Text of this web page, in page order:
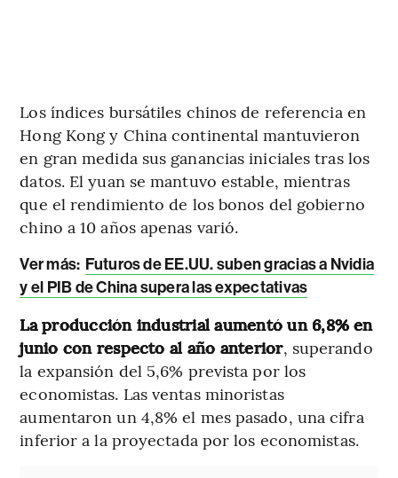
Los índices bursátiles chinos de referencia en
Hong Kong y China continental mantuvieron
en gran medida sus ganancias iniciales tras los
datos. El yuan se mantuvo estable, mientras
que el rendimiento de los bonos del gobierno
chino a 10 años apenas varió.
Ver más: Futuros de EE.UU. suben gracias a Nvidia
y el PIB de China supera las expectativas
La producción industrial aumentó un 6,8% en
junio con respecto al año anterior, superando
la expansión del 5,6% prevista por los
economistas. Las ventas minoristas
aumentaron un 4,8% el mes pasado, una cifra
inferior a la proyectada por los economistas.